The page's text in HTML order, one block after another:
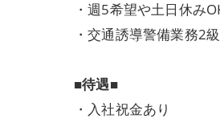
・週5希望や土日休み
・交通誘導警備業務2
■待遇■
・入社祝金あり